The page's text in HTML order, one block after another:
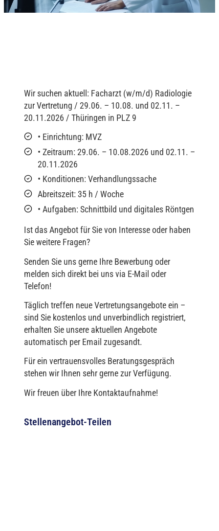
Wir suchen aktuell: Facharzt (w/m/d) Radiologie
zur Vertretung / 29.06. – 10.08. und 02.11. –
20.11.2026 / Thüringen in PLZ 9
• Einrichtung: MVZ
• Zeitraum: 29.06. – 10.08.2026 und 02.11. –
20.11.2026
• Konditionen: Verhandlungssache
Abreitszeit: 35 h / Woche
• Aufgaben: Schnittbild und digitales Röntgen
Ist das Angebot für Sie von Interesse oder haben
Sie weitere Fragen?
Senden Sie uns gerne Ihre Bewerbung oder
melden sich direkt bei uns via E-Mail oder
Telefon!
Täglich treffen neue Vertretungsangebote ein –
sind Sie kostenlos und unverbindlich registriert,
erhalten Sie unsere aktuellen Angebote
automatisch per Email zugesandt.
Für ein vertrauensvolles Beratungsgespräch
stehen wir Ihnen sehr gerne zur Verfügung.
Wir freuen über Ihre Kontaktaufnahme!
Stellenangebot-Teilen